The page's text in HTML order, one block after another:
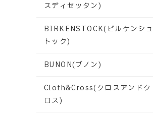
スディセッタン)
BIRKENSTOCK(ビルケンシュ
トック)
BUNON(ブノン)
Cloth&Cross(クロスアンドク
ロス)